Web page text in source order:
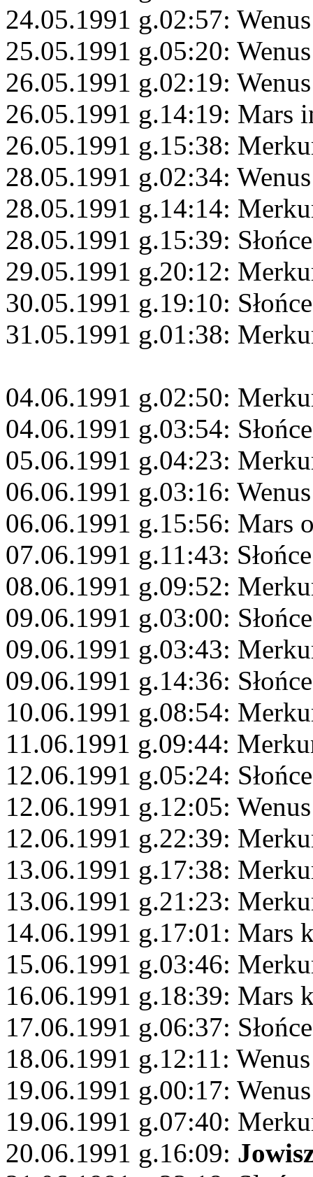
24.05.1991 g.02:57:
25.05.1991 g.05:20:
26.05.1991 g.02:19:
26.05.1991 g.14:19: Mars
26.05.1991 g.15:38:
28.05.1991 g.02:34:
28.05.1991 g.14:14:
28.05.1991 g.15:39:
29.05.1991 g.20:12:
30.05.1991 g.19:10:
31.05.1991 g.01:38:
04.06.1991 g.02:50:
04.06.1991 g.03:54:
05.06.1991 g.04:23:
06.06.1991 g.03:16:
06.06.1991 g.15:56: Mars
07.06.1991 g.11:43:
08.06.1991 g.09:52:
09.06.1991 g.03:00:
09.06.1991 g.03:43:
09.06.1991 g.14:36:
10.06.1991 g.08:54:
11.06.1991 g.09:44:
12.06.1991 g.05:24:
12.06.1991 g.12:05:
12.06.1991 g.22:39:
13.06.1991 g.17:38:
13.06.1991 g.21:23:
14.06.1991 g.17:01: Mars
15.06.1991 g.03:46:
16.06.1991 g.18:39: Mars
17.06.1991 g.06:37:
18.06.1991 g.12:11:
19.06.1991 g.00:17:
19.06.1991 g.07:40:
20.06.1991 g.16:09: